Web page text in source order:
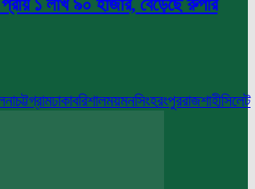
১ লাখ ৯০ হাজার, বেড়েছে রুপার
চট্টগ্রামঢাকাবরিশালময়মনসিংহরংপুররাজশাহীসিলেট